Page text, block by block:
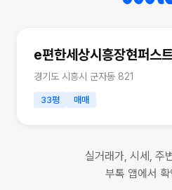
e편한세상시흥장현퍼스
경기도 시흥시 군자동 821
33평 매매
실거래가, 시세, 주
부톡 앱에서